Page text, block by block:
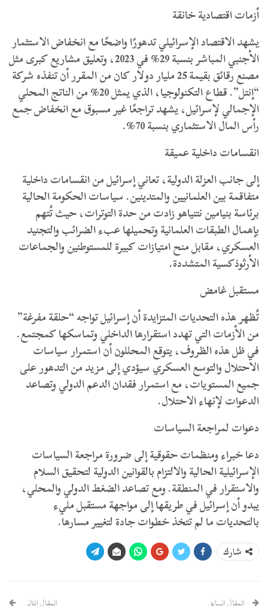
أزمات اقتصادية خانقة
يشهد الاقتصاد الإسرائيلي تدهورًا واضحًا مع انخفاض الاستثمار
الأجنبي المباشر بنسبة 29% في 2023، وتعليق مشاريع كبرى مثل
مصنع رقائق بقيمة 25 مليار دولار كان من المقرر أن تنفذه شركة
“إنتل”. قطاع التكنولوجيا، الذي يمثل 20% من الناتج المحلي
الإجمالي لإسرائيل، يشهد تراجعًا غير مسبوق مع انخفاض جمع
رأس المال الاستثماري بنسبة 70%.
انقسامات داخلية عميقة
إلى جانب العزلة الدولية، تعاني إسرائيل من انقسامات داخلية
متفاقمة بين العلمانيين والمتدينين. سياسات الحكومة الحالية
برئاسة بنيامين نتنياهو زادت من حدة التوترات، حيث تُتهم
بإهمال الطبقات العلمانية وتحميلها عبء الضرائب والتجنيد
العسكري، مقابل منح امتيازات كبيرة للمستوطنين والجماعات
الأرثوذكسية المتشددة.
مستقبل غامض
تُظهر هذه التحديات المتزايدة أن إسرائيل تواجه “حلقة مفرغة”
من الأزمات التي تهدد استقرارها الداخلي وتماسكها كمجتمع.
في ظل هذه الظروف، يتوقع المحللون أن استمرار سياسات
الاحتلال والتوسع العسكري سيؤدي إلى مزيد من التدهور على
جميع المستويات، مع استمرار فقدان الدعم الدولي وتصاعد
الدعوات لإنهاء الاحتلال.
دعوات لمراجعة السياسات
دعا خبراء ومنظمات حقوقية إلى ضرورة مراجعة السياسات
الإسرائيلية الحالية والالتزام بالقوانين الدولية لتحقيق السلام
والاستقرار في المنطقة. ومع تصاعد الضغط الدولي والمحلي،
يبدو أن إسرائيل في طريقها إلى مواجهة مستقبل مليء
بالتحديات ما لم تتخذ خطوات جادة لتغيير مسارها.
شارك
المقال السابق المقال التالي